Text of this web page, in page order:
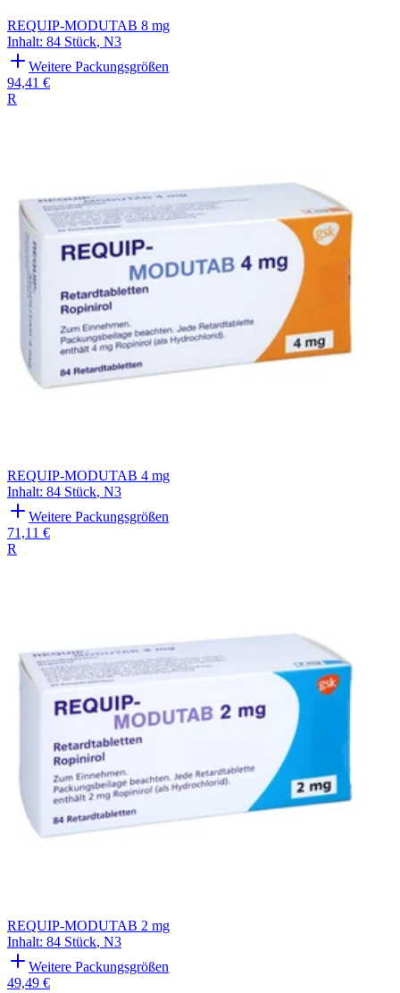
REQUIP-MODUTAB 8 mg
Inhalt: 84 Stück, N3
Weitere Packungsgrößen
94,41 €
R
REQUIP-MODUTAB 4 mg
Inhalt: 84 Stück, N3
Weitere Packungsgrößen
71,11 €
R
REQUIP-MODUTAB 2 mg
Inhalt: 84 Stück, N3
Weitere Packungsgrößen
49,49 €